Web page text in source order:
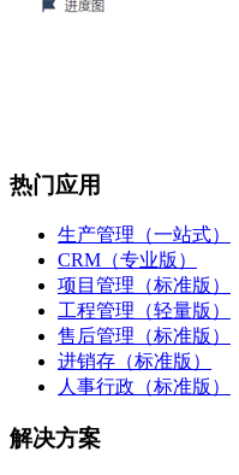
热门应用
生产管理（一站式）
CRM（专业版）
项目管理（标准版）
工程管理（轻量版）
售后管理（标准版）
进销存（标准版）
人事行政（标准版）
解决方案